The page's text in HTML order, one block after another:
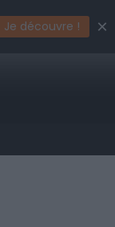
Je découvre ! ×